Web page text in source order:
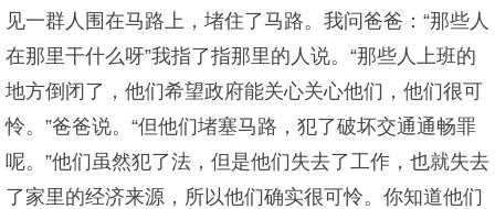
见一群人围在马路上，堵住了马路。我问爸爸：“那些人
在那里干什么呀”我指了指那里的人说。“那些人上班的
地方倒闭了，他们希望政府能关心关心他们，他们很可
怜。”爸爸说。“但他们堵塞马路，犯了破坏交通通畅罪
呢。”他们虽然犯了法，但是他们失去了工作，也就失去
了家里的经济来源，所以他们确实很可怜。你知道他们